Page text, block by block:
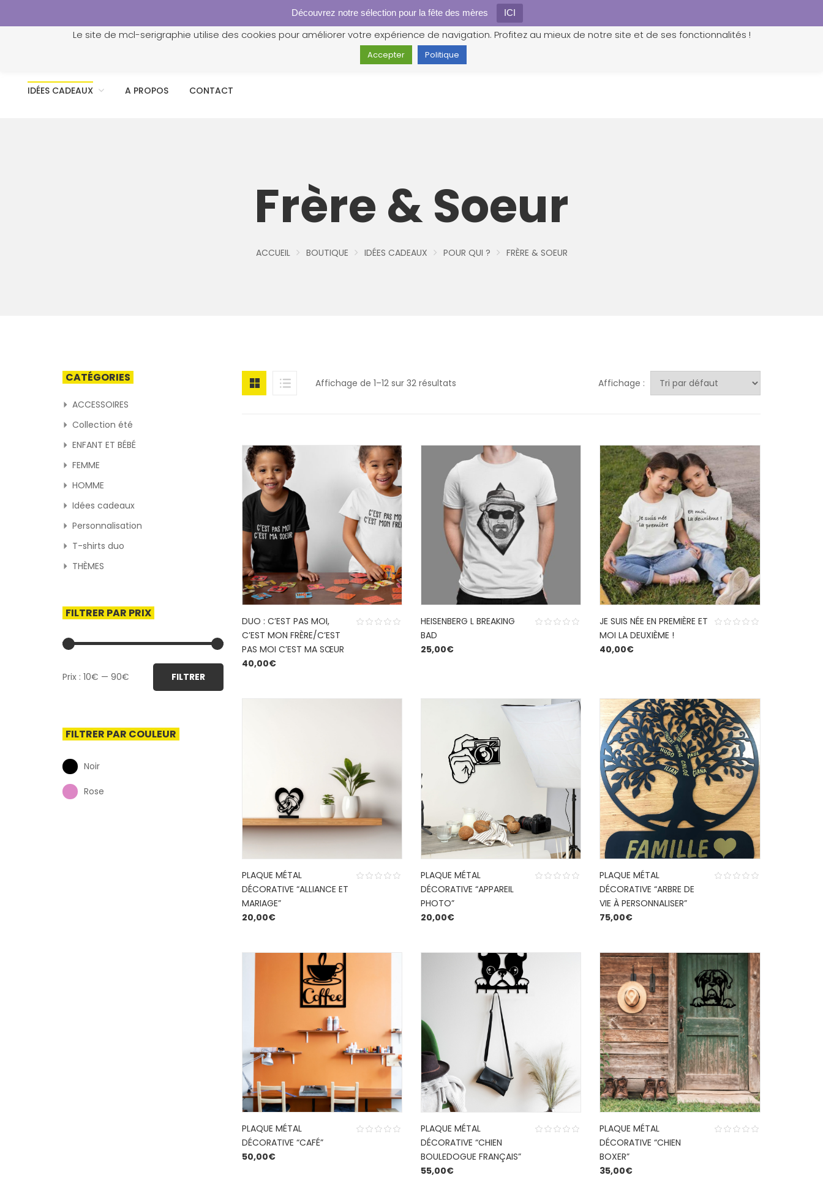
Découvrez notre sélection pour la fête des mères ICI
IDÉES CADEAUX A PROPOS CONTACT
Frère & Soeur
ACCUEIL BOUTIQUE IDÉES CADEAUX POUR QUI ? FRÈRE & SOEUR
CATÉGORIES
ACCESSOIRES
Collection été
ENFANT ET BÉBÉ
FEMME
HOMME
Idées cadeaux
Personnalisation
T-shirts duo
THÈMES
FILTRER PAR PRIX
min
max
FILTRER
Prix : 10€ — 90€
FILTRER PAR COULEUR
Noir
Rose
Affichage de 1–12 sur 32 résultats Affichage :
DUO : C’EST PAS MOI,
C’EST MON FRÈRE/C’EST
PAS MOI C’EST MA SŒUR
40,00€
HEISENBERG L BREAKING
BAD
25,00€
JE SUIS NÉE EN PREMIÈRE ET
MOI LA DEUXIÈME !
40,00€
PLAQUE MÉTAL
DÉCORATIVE “ALLIANCE ET
MARIAGE”
20,00€
PLAQUE MÉTAL
DÉCORATIVE “APPAREIL
PHOTO”
20,00€
PLAQUE MÉTAL
DÉCORATIVE “ARBRE DE
VIE À PERSONNALISER”
75,00€
PLAQUE MÉTAL
DÉCORATIVE “CAFÉ”
50,00€
PLAQUE MÉTAL
DÉCORATIVE “CHIEN
BOULEDOGUE FRANÇAIS”
55,00€
PLAQUE MÉTAL
DÉCORATIVE “CHIEN
BOXER”
35,00€
Gestion des cookies
Le site de mcl-serigraphie utilise des cookies pour améliorer votre expérience de navigation. Profitez au mieux de notre site et de ses fonctionnalités !
Accepter Politique